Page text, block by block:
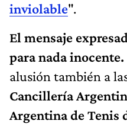
inviolable".
El mensaje
para nada inocente.
alusión también a
Cancillería
Argentina de Tenis